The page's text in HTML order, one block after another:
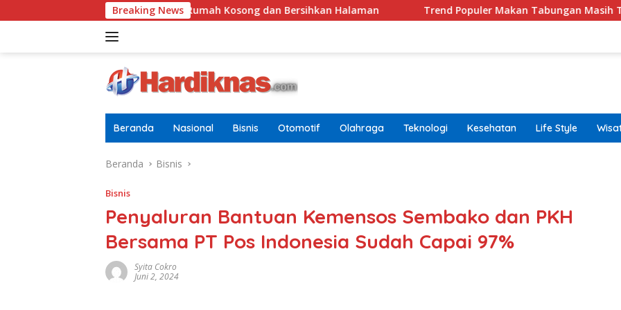
ke
Breaking News
Tugasnya Jaga Rumah Kosong dan Bersihkan Halaman Trend Populer Makan Tabungan Masih Terjadi?
Beranda Nasional Bisnis Otomotif Olahraga Teknologi Kesehatan Life Style
Beranda Bisnis
Bisnis
Penyaluran Bantuan Kemensos Sembako dan PKH
Bersama PT Pos Indonesia Sudah Capai 97%
Syita Cokro
Juni 2, 2024